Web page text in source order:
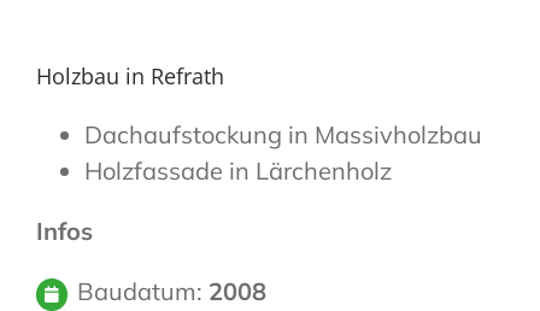
Holzbau in Refrath
Dachaufstockung in Massivholzbau
Holzfassade in Lärchenholz
Infos
Baudatum: 2008